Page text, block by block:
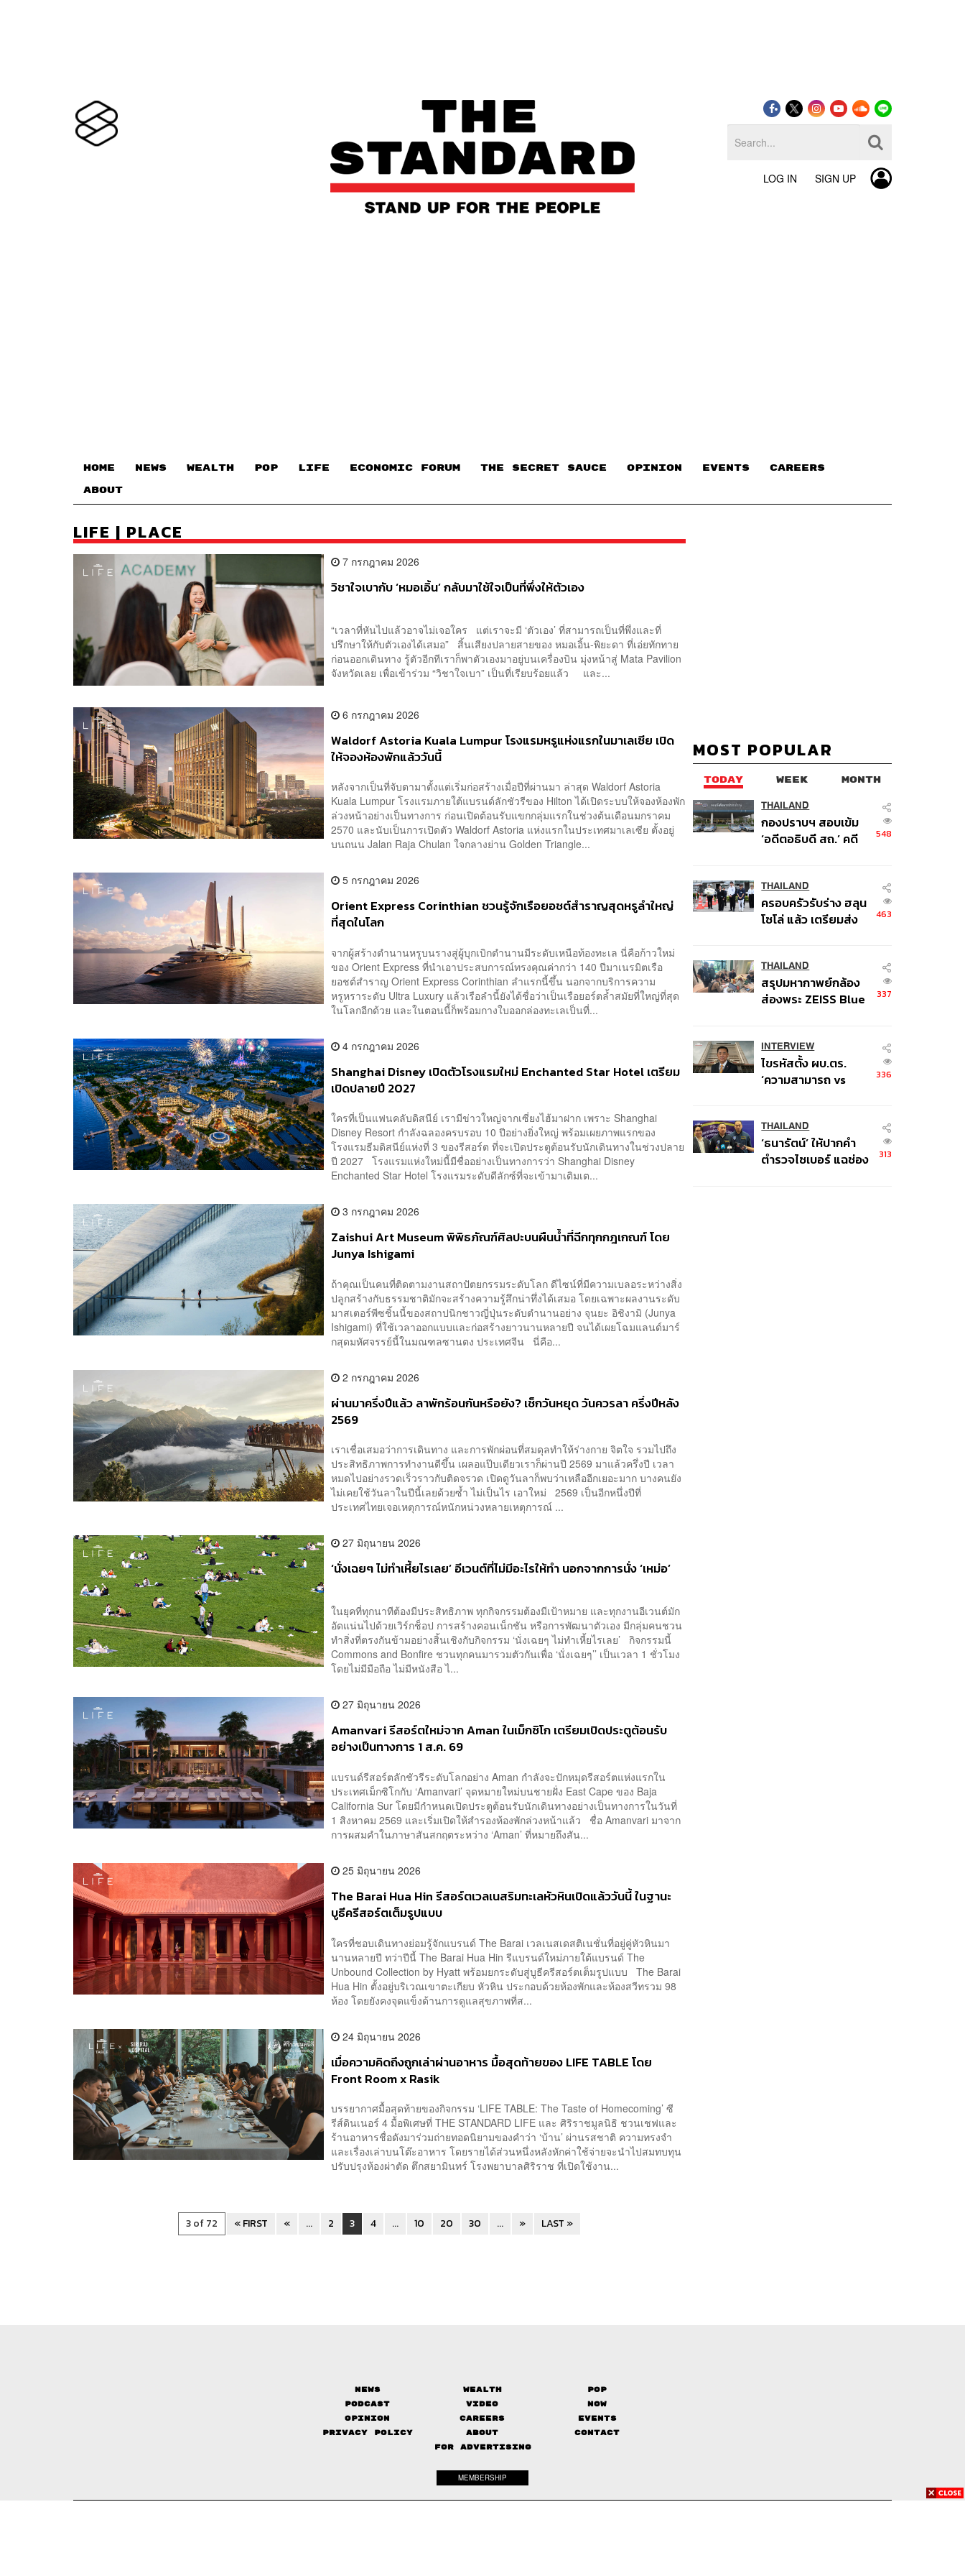
LOG IN SIGN UP
HOME NEWS WEALTH POP LIFE ECONOMIC FORUM THE SECRET SAUCE​ OPINION EVENTS CAREERS
ABOUT
LIFE | PLACE
7 กรกฎาคม 2026
วิชาใจเบากับ ‘หมอเอิ้น’ กลับมาใช้ใจเป็นที่พึ่งให้ตัวเอง
“เวลาที่หันไปแล้วอาจไม่เจอใคร แต่เราจะมี ‘ตัวเอง’ ที่สามารถเป็นที่พึ่งและที่
ปรึกษาให้กับตัวเองได้เสมอ” สิ้นเสียงปลายสายของ หมอเอิ้น-พิยะดา ที่เอ่ยทักทาย
ก่อนออกเดินทาง รู้ตัวอีกทีเราก็พาตัวเองมาอยู่บนเครื่องบิน มุ่งหน้าสู่ Mata Pavilion
จังหวัดเลย เพื่อเข้าร่วม “วิชาใจเบา” เป็นที่เรียบร้อยแล้ว และ...
6 กรกฎาคม 2026
Waldorf Astoria Kuala Lumpur โรงแรมหรูแห่งแรกในมาเลเซีย เปิด
ให้จองห้องพักแล้ววันนี้
หลังจากเป็นที่จับตามาตั้งแต่เริ่มก่อสร้างเมื่อปีที่ผ่านมา ล่าสุด Waldorf Astoria
Kuala Lumpur โรงแรมภายใต้แบรนด์ลักชัวรีของ Hilton ได้เปิดระบบให้จองห้องพัก
ล่วงหน้าอย่างเป็นทางการ ก่อนเปิดต้อนรับแขกกลุ่มแรกในช่วงต้นเดือนมกราคม
2570 และนับเป็นการเปิดตัว Waldorf Astoria แห่งแรกในประเทศมาเลเซีย ตั้งอยู่
บนถนน Jalan Raja Chulan ใจกลางย่าน Golden Triangle...
5 กรกฎาคม 2026
Orient Express Corinthian ชวนรู้จักเรือยอชต์สำราญสุดหรูลำใหญ่
ที่สุดในโลก
จากผู้สร้างตำนานหรูบนรางสู่ผู้บุกเบิกตำนานมีระดับเหนือท้องทะเล นี่คือก้าวใหม่
ของ Orient Express ที่นำเอาประสบการณ์ทรงคุณค่ากว่า 140 ปีมาเนรมิตเรือ
ยอชต์สำราญ Orient Express Corinthian ลำแรกนี้ขึ้น นอกจากบริการความ
หรูหราระดับ Ultra Luxury แล้วเรือลำนี้ยังได้ชื่อว่าเป็นเรือยอร์ตล้ำสมัยที่ใหญ่ที่สุด
ในโลกอีกด้วย และในตอนนี้ก็พร้อมกางใบออกล่องทะเลเป็นที่...
4 กรกฎาคม 2026
Shanghai Disney เปิดตัวโรงแรมใหม่ Enchanted Star Hotel เตรียม
เปิดปลายปี 2027
ใครที่เป็นแฟนคลับดิสนีย์ เรามีข่าวใหญ่จากเซี่ยงไฮ้มาฝาก เพราะ Shanghai
Disney Resort กำลังฉลองครบรอบ 10 ปีอย่างยิ่งใหญ่ พร้อมเผยภาพแรกของ
โรงแรมธีมดิสนีย์แห่งที่ 3 ของรีสอร์ต ที่จะเปิดประตูต้อนรับนักเดินทางในช่วงปลาย
ปี 2027 โรงแรมแห่งใหม่นี้มีชื่ออย่างเป็นทางการว่า Shanghai Disney
Enchanted Star Hotel โรงแรมระดับดีลักซ์ที่จะเข้ามาเติมเต...
3 กรกฎาคม 2026
Zaishui Art Museum พิพิธภัณฑ์ศิลปะบนผืนน้ำที่ฉีกทุกกฎเกณฑ์ โดย
Junya Ishigami
ถ้าคุณเป็นคนที่ติดตามงานสถาปัตยกรรมระดับโลก ดีไซน์ที่มีความเบลอระหว่างสิ่ง
ปลูกสร้างกับธรรมชาติมักจะสร้างความรู้สึกน่าทึ่งได้เสมอ โดยเฉพาะผลงานระดับ
มาสเตอร์พีซชิ้นนี้ของสถาปนิกชาวญี่ปุ่นระดับตำนานอย่าง จุนยะ อิชิงามิ (Junya
Ishigami) ที่ใช้เวลาออกแบบและก่อสร้างยาวนานหลายปี จนได้เผยโฉมแลนด์มาร์
กสุดมหัศจรรย์นี้ในมณฑลซานตง ประเทศจีน นี่คือ...
2 กรกฎาคม 2026
ผ่านมาครึ่งปีแล้ว ลาพักร้อนกันหรือยัง? เช็กวันหยุด วันควรลา ครึ่งปีหลัง
2569
เราเชื่อเสมอว่าการเดินทาง และการพักผ่อนที่สมดุลทำให้ร่างกาย จิตใจ รวมไปถึง
ประสิทธิภาพการทำงานดีขึ้น เผลอแป๊บเดียวเราก็ผ่านปี 2569 มาแล้วครึ่งปี เวลา
หมดไปอย่างรวดเร็วราวกับติดจรวด เปิดดูวันลาก็พบว่าเหลืออีกเยอะมาก บางคนยัง
ไม่เคยใช้วันลาในปีนี้เลยด้วยซ้ำ ไม่เป็นไร เอาใหม่ 2569 เป็นอีกหนึ่งปีที่
ประเทศไทยเจอเหตุการณ์หนักหน่วงหลายเหตุการณ์ ...
27 มิถุนายน 2026
‘นั่งเฉยๆ ไม่ทำเหี้ยไรเลย’ อีเวนต์ที่ไม่มีอะไรให้ทำ นอกจากการนั่ง ‘เหม่อ’
ในยุคที่ทุกนาทีต้องมีประสิทธิภาพ ทุกกิจกรรมต้องมีเป้าหมาย และทุกงานอีเวนต์มัก
อัดแน่นไปด้วยเวิร์กช็อป การสร้างคอนเน็กชัน หรือการพัฒนาตัวเอง มีกลุ่มคนชวน
ทำสิ่งที่ตรงกันข้ามอย่างสิ้นเชิงกับกิจกรรม ‘นั่งเฉยๆ ไม่ทำเหี้ยไรเลย’ กิจกรรมนี้
Commons and Bonfire ชวนทุกคนมารวมตัวกันเพื่อ ‘นั่งเฉยๆ’’ เป็นเวลา 1 ชั่วโมง
โดยไม่มีมือถือ ไม่มีหนังสือ ไ...
27 มิถุนายน 2026
Amanvari รีสอร์ตใหม่จาก Aman ในเม็กซิโก เตรียมเปิดประตูต้อนรับ
อย่างเป็นทางการ 1 ส.ค. 69
แบรนด์รีสอร์ตลักชัวรีระดับโลกอย่าง Aman กำลังจะปักหมุดรีสอร์ตแห่งแรกใน
ประเทศเม็กซิโกกับ ‘Amanvari’ จุดหมายใหม่บนชายฝั่ง East Cape ของ Baja
California Sur โดยมีกำหนดเปิดประตูต้อนรับนักเดินทางอย่างเป็นทางการในวันที่
1 สิงหาคม 2569 และเริ่มเปิดให้สำรองห้องพักล่วงหน้าแล้ว ชื่อ Amanvari มาจาก
การผสมคำในภาษาสันสกฤตระหว่าง ‘Aman’ ที่หมายถึงสัน...
25 มิถุนายน 2026
The Barai Hua Hin รีสอร์ตเวลเนสริมทะเลหัวหินเปิดแล้ววันนี้ ในฐานะ
บูธีครีสอร์ตเต็มรูปแบบ
ใครที่ชอบเดินทางย่อมรู้จักแบรนด์ The Barai เวลเนสเดสติเนชั่นที่อยู่คู่หัวหินมา
นานหลายปี ทว่าปีนี้ The Barai Hua Hin รีแบรนด์ใหม่ภายใต้แบรนด์ The
Unbound Collection by Hyatt พร้อมยกระดับสู่บูธีครีสอร์ตเต็มรูปแบบ The Barai
Hua Hin ตั้งอยู่บริเวณเขาตะเกียบ หัวหิน ประกอบด้วยห้องพักและห้องสวีทรวม 98
ห้อง โดยยังคงจุดแข็งด้านการดูแลสุขภาพที่ส...
24 มิถุนายน 2026
เมื่อความคิดถึงถูกเล่าผ่านอาหาร มื้อสุดท้ายของ LIFE TABLE โดย
Front Room x Rasik
บรรยากาศมื้อสุดท้ายของกิจกรรม ‘LIFE TABLE: The Taste of Homecoming’ ซี
รีส์ดินเนอร์ 4 มื้อพิเศษที่ THE STANDARD LIFE และ ศิริราชมูลนิธิ ชวนเชฟและ
ร้านอาหารชื่อดังมาร่วมถ่ายทอดนิยามของคำว่า ‘บ้าน’ ผ่านรสชาติ ความทรงจำ
และเรื่องเล่าบนโต๊ะอาหาร โดยรายได้ส่วนหนึ่งหลังหักค่าใช้จ่ายจะนำไปสมทบทุน
ปรับปรุงห้องผ่าตัด ตึกสยามินทร์ โรงพยาบาลศิริราช ที่เปิดใช้งาน...
3 of 72 « FIRST « ... 2 3 4 ... 10 20 30 ... » LAST »
MOST POPULAR
TODAY WEEK MONTH
THAILAND
กองปราบฯ สอบเข้ม
‘อดีตอธิบดี สถ.’ คดี
ป.ป.ช. 12 ส.ค. นี้
548
THAILAND
ครอบครัวรับร่าง ฮลุน
โซโล่ แล้ว เตรียมส่ง
463
THAILAND
สรุปมหากาพย์กล้อง
ส่องพระ ZEISS Blue
พิพาท ‘มาเวลล์ฯ’ ฟ้อง
‘โทน บางแค’ ผิดนัด
จ่ายหนี้-แอบระบุ
337
INTERVIEW
ไขรหัสตั้ง ผบ.ตร.
‘ความสามารถ vs
พล.ต.อ. เอก อังสนา
นนท์
336
THAILAND
‘ธนารัตน์’ ให้ปากคำ
ตำรวจไซเบอร์ แฉช่อง
313
News Wealth
Pop
Podcast
Video
Now
Opinion
Careers
Events
Privacy Policy
About
Contact
FOR ADVERTISING
MEMBERSHIP